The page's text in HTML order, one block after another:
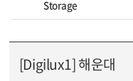
Storage
[Digilux1] 해운대